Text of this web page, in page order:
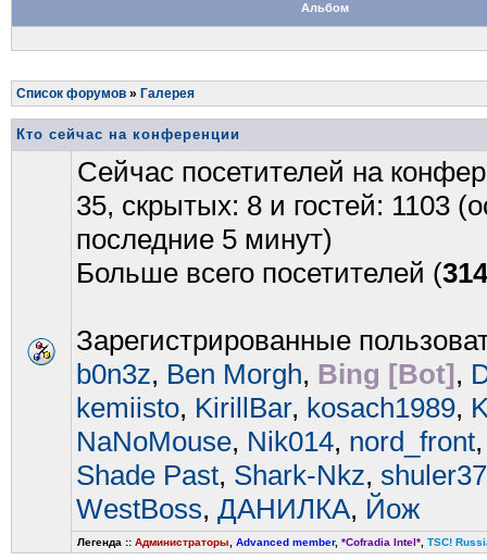
Альбом
Список форумов » Галерея
Кто сейчас на конференции
Сейчас посетителей на
35, скрытых: 8 и гостей: 1103
последние 5 минут)
Больше всего посетителей (
Зарегистрированные
b0n3z, Ben Morgh, Bing [Bot],
kemiisto, KirillBar, kosach1989,
NaNoMouse, Nik014, nord_front
Shade Past, Shark-Nkz, shuler37
WestBoss, ДАНИЛКА, Йож
Легенда :: Администраторы Advanced member, *Cofradia Intel* TSC!